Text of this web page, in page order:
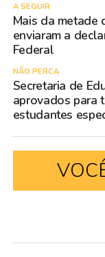
A SEGUIR
Mais da metade
enviaram a
Federal
NÃO PERCA
Secretaria de
aprovados para
estudantes